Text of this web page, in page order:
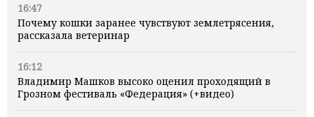
16:47
Почему кошки заранее чувствуют землетрясения,
рассказала ветеринар
16:12
Владимир Машков высоко оценил проходящий в
Грозном фестиваль «Федерация» (+видео)